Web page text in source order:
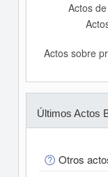
Actos
Actos sobre
Últimos Actos
Otros